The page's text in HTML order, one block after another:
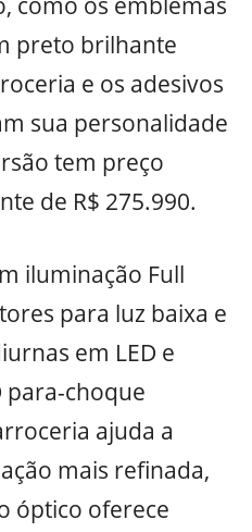
preto brilhante
e os adesivos
sua personalidade
tem preço
de R$ 275.990.
iluminação Full
para luz baixa e
em LED e
para-choque
ajuda a
mais refinada,
óptico oferece